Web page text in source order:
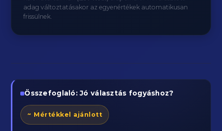
adag változtatásakor az egyenértékek automatikusan
frissülnek.
Összefoglaló: Jó választás fogyáshoz?
~ Mértékkel ajánlott